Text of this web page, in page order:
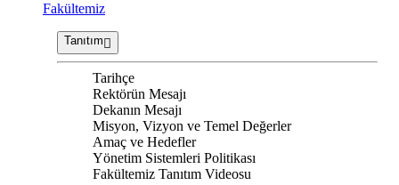
Fakültemiz
Tanıtım
Tarihçe
Rektörün Mesajı
Dekanın Mesajı
Misyon, Vizyon ve Temel Değerler
Amaç ve Hedefler
Yönetim Sistemleri Politikası
Fakültemiz Tanıtım Videosu